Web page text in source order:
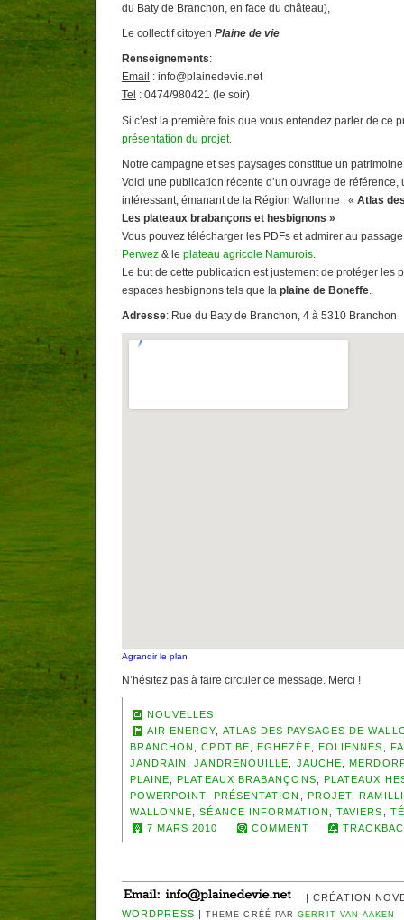
du Baty de Branchon, en face du château),
Le collectif citoyen Plaine de vie
Renseignements:
Email : info@plainedevie.net
Tel : 0474/980421 (le soir)
Si c’est la première fois que vous entendez parler de ce
présentation du projet.
Notre campagne et ses paysages constitue un
Voici une publication récente d’un ouvrage de référence,
intéressant, émanant de la Région Wallonne : « Atlas
Les plateaux brabançons et hesbignons »
Vous pouvez télécharger les PDFs et admirer au
Perwez & le plateau agricole Namurois.
Le but de cette publication est justement de protéger les
espaces hesbignons tels que la plaine de Boneffe.
Adresse: Rue du Baty de Branchon, 4 à 5310 Branchon
Agrandir le plan
N’hésitez pas à faire circuler ce message. Merci !
NOUVELLES
AIR ENERGY, ATLAS DES PAYSAGES DE
BRANCHON ,CPDT.BE, EGHEZÉE, EOLIENNES ,
JANDRAIN ,JANDRENOUILLE, JAUCHE,
PLAINE, PLATEAUX BRABANÇONS,
PLATEAUX
POWERPOINT, PRÉSENTATION , PROJET,
WALLONNE,SÉANCE INFORMATION , TAVIERS ,
7 MARS 2010
COMMENT
| CRÉATION
WORDPRESS | THEME CRÉÉ PARGERRIT VAN AAKEN